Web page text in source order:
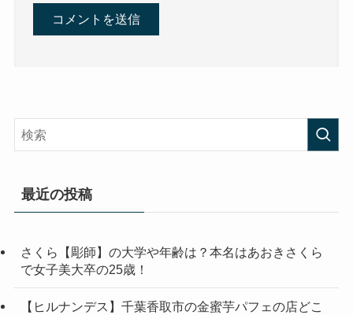
最近の投稿
さくら【彫師】の大学や年齢は？本名はあおきさくら
で女子美大卒の25歳！
【ヒルナンデス】千葉香取市の金蜜芋パフェの店どこ